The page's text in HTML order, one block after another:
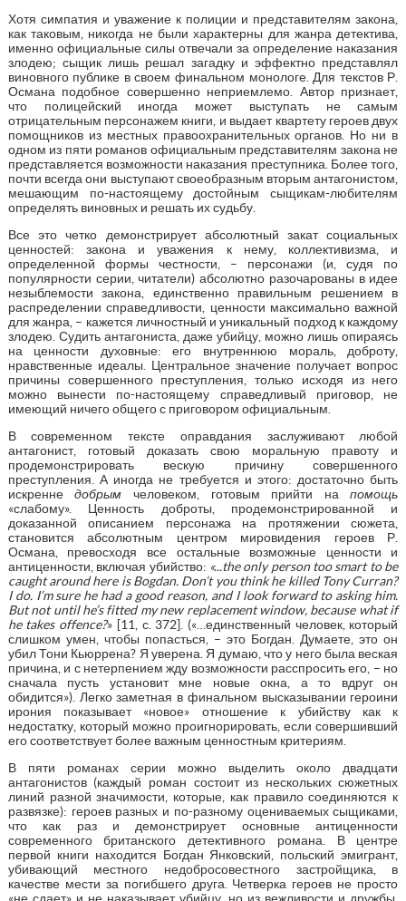
Хотя симпатия и уважение к полиции и представителям закона,
как таковым, никогда не были характерны для жанра детектива,
именно официальные силы отвечали за определение наказания
злодею; сыщик лишь решал загадку и эффектно представлял
виновного публике в своем финальном монологе. Для текстов Р.
Османа подобное совершенно неприемлемо. Автор признает,
что полицейский иногда может выступать не самым
отрицательным персонажем книги, и выдает квартету героев двух
помощников из местных правоохранительных органов. Но ни в
одном из пяти романов официальным представителям закона не
представляется возможности наказания преступника. Более того,
почти всегда они выступают своеобразным вторым антагонистом,
мешающим по-настоящему достойным сыщикам-любителям
определять виновных и решать их судьбу.
Все это четко демонстрирует абсолютный закат социальных
ценностей: закона и уважения к нему, коллективизма, и
определенной формы честности, – персонажи (и, судя по
популярности серии, читатели) абсолютно разочарованы в идее
незыблемости закона, единственно правильным решением в
распределении справедливости, ценности максимально важной
для жанра, – кажется личностный и уникальный подход к каждому
злодею. Судить антагониста, даже убийцу, можно лишь опираясь
на ценности духовные: его внутреннюю мораль, доброту,
нравственные идеалы. Центральное значение получает вопрос
причины совершенного преступления, только исходя из него
можно вынести по-настоящему справедливый приговор, не
имеющий ничего общего с приговором официальным.
В современном тексте оправдания заслуживают любой
антагонист, готовый доказать свою моральную правоту и
продемонстрировать вескую причину совершенного
преступления. А иногда не требуется и этого: достаточно быть
искреннедобрым человеком, готовым прийти напомощь
«слабому». Ценность доброты, продемонстрированной и
доказанной описанием персонажа на протяжении сюжета,
становится абсолютным центром мировидения героев Р.
Османа, превосходя все остальные возможные ценности и
антиценности, включая убийство: «...the only person too smart to be
caught around here is Bogdan. Don’t you think he killed Tony Curran?
I do. I’m sure he had a good reason, and I look forward to asking him.
But not until he’s fitted my new replacement window, because what if
he takes offence?» [11, с. 372]. («…единственный человек, который
слишком умен, чтобы попасться, – это Богдан. Думаете, это он
убил Тони Кьюррена? Я уверена. Я думаю, что у него была веская
причина, и с нетерпением жду возможности расспросить его, – но
сначала пусть установит мне новые окна, а то вдруг он
обидится»). Легко заметная в финальном высказывании героини
ирония показывает «новое» отношение к убийству как к
недостатку, который можно проигнорировать, если совершивший
его соответствует более важным ценностным критериям.
В пяти романах серии можно выделить около двадцати
антагонистов (каждый роман состоит из нескольких сюжетных
линий разной значимости, которые, как правило соединяются к
развязке): героев разных и по-разному оцениваемых сыщиками,
что как раз и демонстрирует основные антиценности
современного британского детективного романа. В центре
первой книги находится Богдан Янковский, польский эмигрант,
убивающий местного недобросовестного застройщика, в
качестве мести за погибшего друга. Четверка героев не просто
«не сдает» и не наказывает убийцу, но из вежливости и дружбы,